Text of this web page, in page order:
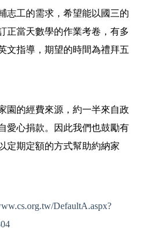
志工的需求，希望能以國三的
正當天數學的作業考卷，有多
文指導，期望的時間為禮拜五
園的經費來源，約一半來自政
愛心捐款。因此我們也鼓勵有
定期定額的方式幫助約納家
DefaultA.aspx?